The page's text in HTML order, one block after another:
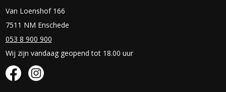
Van Loenshof 166
7511 NM Enschede
053 8 900 900
Wij zijn vandaag geopend tot 18.00 uur